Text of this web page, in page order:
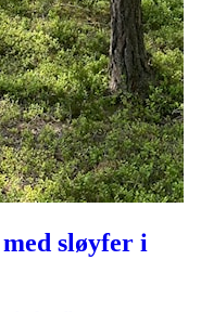
sløyfer i